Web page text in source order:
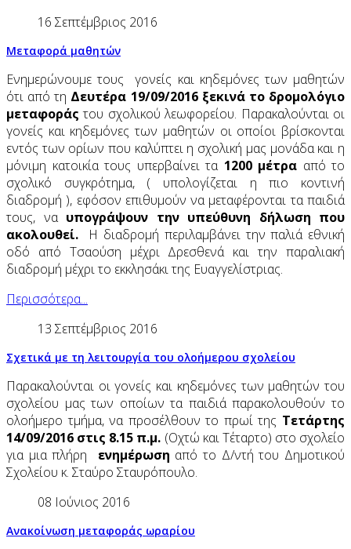
16 Σεπτέμβριος 2016
Μεταφορά μαθητών
Ενημερώνουμε τους γονείς και κηδεμόνες των μαθητών
ότι από τη Δευτέρα 19/09/2016 ξεκινά το δρομολόγιο
μεταφοράς του σχολικού λεωφορείου. Παρακαλούνται οι
γονείς και κηδεμόνες των μαθητών οι οποίοι βρίσκονται
εντός των ορίων που καλύπτει η σχολική μας μονάδα και η
μόνιμη κατοικία τους υπερβαίνει τα 1200 μέτρα από το
σχολικό συγκρότημα, ( υπολογίζεται η πιο κοντινή
διαδρομή ), εφόσον επιθυμούν να μεταφέρονται τα παιδιά
τους, να υπογράψουν την υπεύθυνη δήλωση που
ακολουθεί. Η διαδρομή περιλαμβάνει την παλιά εθνική
οδό από Τσαούση μέχρι Δρεσθενά και την παραλιακή
διαδρομή μέχρι το εκκλησάκι της Ευαγγελίστριας.
Περισσότερα...
13 Σεπτέμβριος 2016
Σχετικά με τη λειτουργία του ολοήμερου σχολείου
Παρακαλούνται οι γονείς και κηδεμόνες των μαθητών του
σχολείου μας των οποίων τα παιδιά παρακολουθούν το
ολοήμερο τμήμα, να προσέλθουν το πρωί της Τετάρτης
14/09/2016 στις 8.15 π.μ. (Οχτώ και Τέταρτο) στο σχολείο
για μια πλήρη ενημέρωση από το Δ/ντή του Δημοτικού
Σχολείου κ. Σταύρο Σταυρόπουλο.
08 Ιούνιος 2016
Ανακοίνωση μεταφοράς ωραρίου